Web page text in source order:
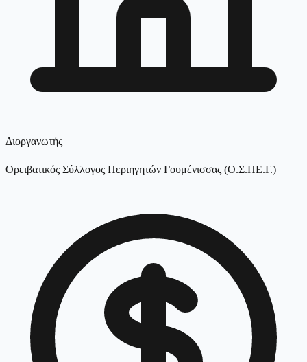
Διοργανωτής
Ορειβατικός Σύλλογος Περιηγητών Γουμένισσας (Ο.Σ.ΠΕ.Γ.)